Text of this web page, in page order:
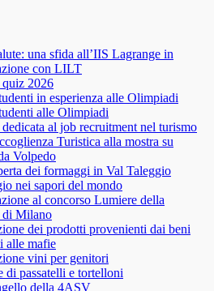
una sfida all’IIS Lagrange in
con LILT
2026
in esperienza alle Olimpiadi
alle Olimpiadi
al job recruitment nel turismo
Turistica alla mostra su
Volpedo
dei formaggi in Val Taleggio
nei sapori del mondo
al concorso Lumiere della
di Milano
dei prodotti provenienti dai beni
alle mafie
vini per genitori
di passatelli e tortelloni
della 4ASV